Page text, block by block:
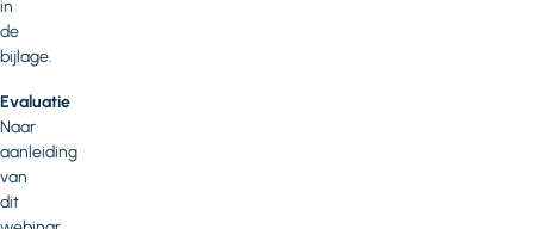
in
de
bijlage.
Evaluatie
Naar
aanleiding
van
dit